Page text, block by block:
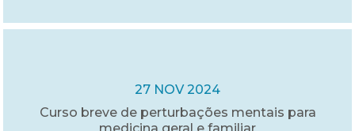
27 NOV 2024
Curso breve de perturbações mentais para